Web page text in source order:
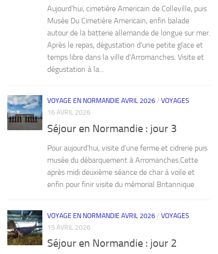
Aujourd’hui, cimetière Americain de Colleville, puis
Musée Du Cimetière Americain, enfin balade
autour de la batterie allemande de longue sur mer.
Après le repas, dégustation d’une petite glace et
temps libre dans la ville d’Arromanches. Visite et
dégustation à la...
VOYAGE EN NORMANDIE AVRIL 2026/ VOYAGES
16 AVRIL 2026
Séjour en Normandie : jour 3
Pour aujourd’hui, visite d’une ferme et cidrerie puis
musée du débarquement à Arromanches.Cette
après midi deuxième séance de char à voile et
enfin pour finir visite du mémorial Britannique
VOYAGE EN NORMANDIE AVRIL 2026/ VOYAGES
15 AVRIL 2026
Séjour en Normandie : jour 2